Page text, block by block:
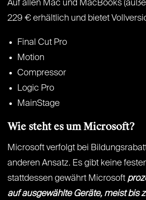
Auf allen Mac und MacBooks
229 € erhältlich und bietet
Final Cut Pro
Motion
Compressor
Logic Pro
MainStage
Wie steht es um Microsoft?
Microsoft verfolgt bei
anderen Ansatz. Es gibt keine
stattdessen gewährt Microsoft
auf ausgewählte Geräte, meist bis